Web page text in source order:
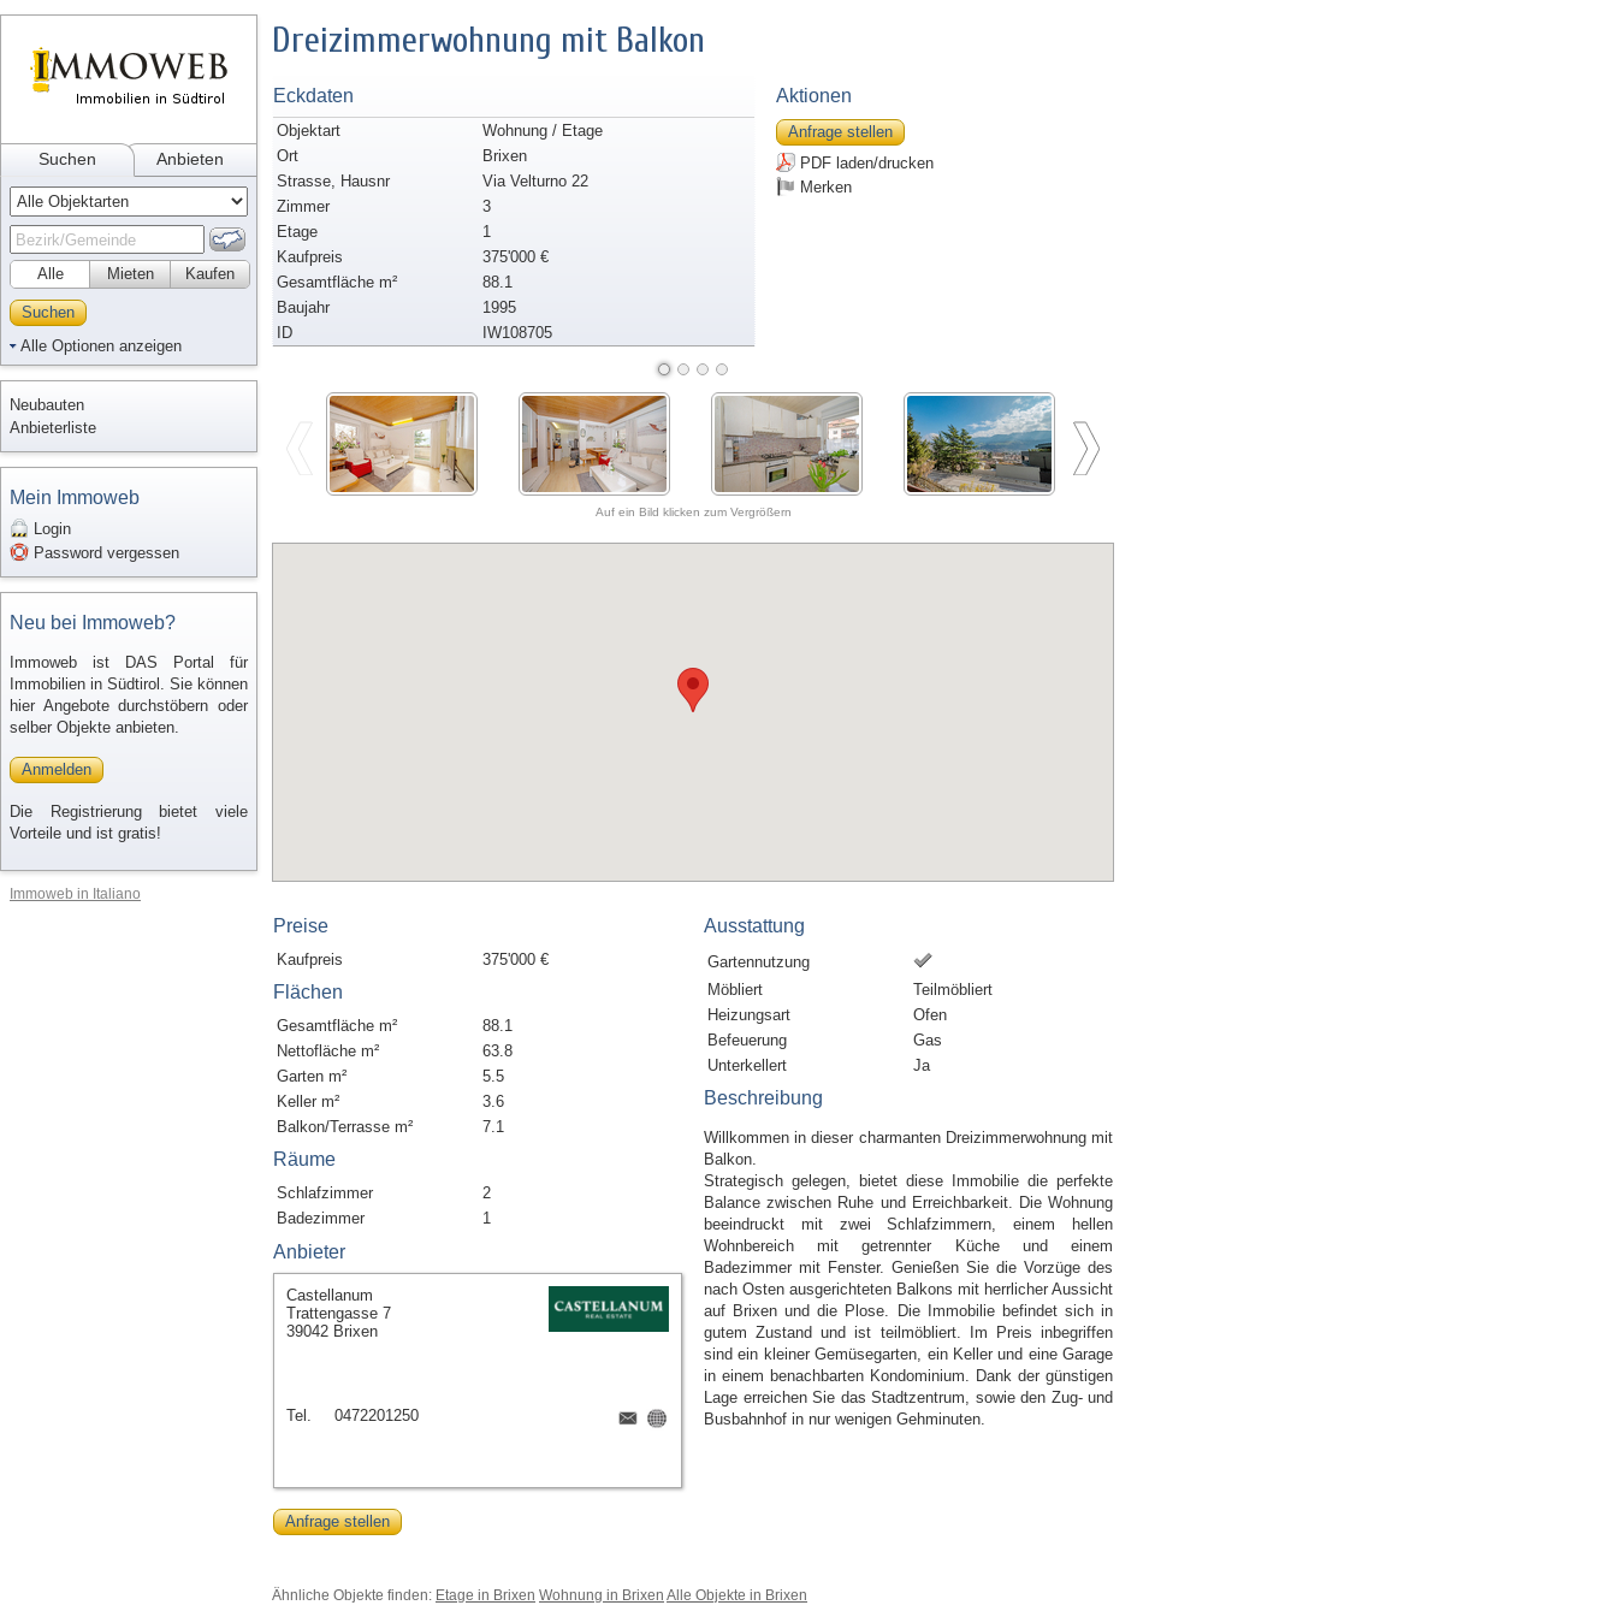
Suchen Anbieten
Alle Kaufen
Mieten
Suchen
Alle Optionen anzeigen
Neubauten
Anbieterliste
Mein Immoweb
Login
Password vergessen
Neu bei Immoweb?
Immoweb ist DAS Portal für
Immobilien in Südtirol. Sie können
hier Angebote durchstöbern oder
selber Objekte anbieten.
Anmelden
Die Registrierung bietet viele
Vorteile und ist gratis!
Immoweb in Italiano
Dreizimmerwohnung mit Balkon
Eckdaten
Objektart
Wohnung / Etage
Ort
Brixen
Strasse, Hausnr
Via Velturno 22
Zimmer
3
Etage
1
Kaufpreis
375'000 €
Gesamtfläche m²
88.1
Baujahr
1995
ID
IW108705
Aktionen
Anfrage stellen
PDF laden/drucken
Merken
Auf ein Bild klicken zum Vergrößern
Preise
Kaufpreis 375'000 €
Flächen
Gesamtfläche m²
88.1
Nettofläche m²
63.8
Garten m²
5.5
Keller m²
3.6
Balkon/Terrasse m²
7.1
Räume
Schlafzimmer
2
Badezimmer
1
Ausstattung
Gartennutzung
Möbliert
Teilmöbliert
Heizungsart
Ofen
Befeuerung
Gas
Unterkellert
Ja
Beschreibung
Willkommen in dieser charmanten Dreizimmerwohnung mit
Balkon.
Strategisch gelegen, bietet diese Immobilie die perfekte
Balance zwischen Ruhe und Erreichbarkeit. Die Wohnung
beeindruckt mit zwei Schlafzimmern, einem hellen
Wohnbereich mit getrennter Küche und einem
Badezimmer mit Fenster. Genießen Sie die Vorzüge des
nach Osten ausgerichteten Balkons mit herrlicher Aussicht
auf Brixen und die Plose. Die Immobilie befindet sich in
gutem Zustand und ist teilmöbliert. Im Preis inbegriffen
sind ein kleiner Gemüsegarten, ein Keller und eine Garage
in einem benachbarten Kondominium. Dank der günstigen
Lage erreichen Sie das Stadtzentrum, sowie den Zug- und
Busbahnhof in nur wenigen Gehminuten.
Anbieter
Castellanum
Trattengasse 7
39042 Brixen
Tel. 0472201250
Anfrage stellen
Ähnliche Objekte finden: Etage in Brixen Wohnung in Brixen Alle Objekte in Brixen